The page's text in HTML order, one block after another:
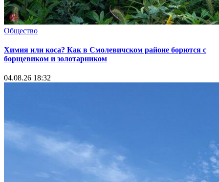
Общество
Химия или коса? Как в Смолевичском районе борются с
борщевиком и золотарником
04.08.26 18:32